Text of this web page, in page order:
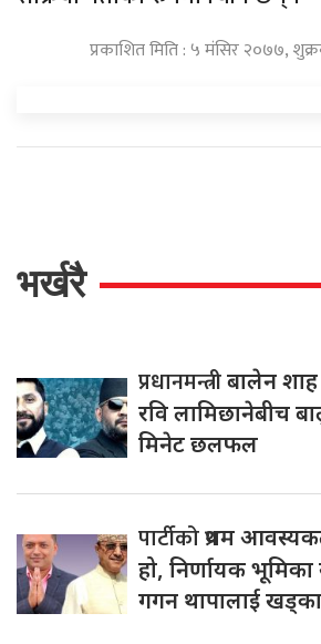
प्रकाशित मिति : ५ मंसिर २०७७,
भर्खरै
प्रधानमन्त्रीबालेन शाह
रवि लामिछानेबीच
मिनेट छलफल
पार्टीकोप्रथम
हो, निर्णायक
गगन थापालाई